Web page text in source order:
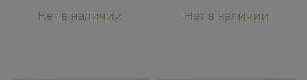
Нет в наличии Нет в наличии